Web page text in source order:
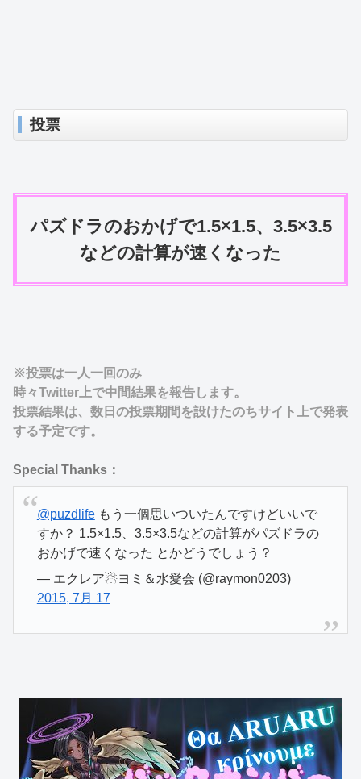
投票
パズドラのおかげで1.5×1.5、3.5×3.5
などの計算が速くなった
※投票は一人一回のみ
時々Twitter上で中間結果を報告します。
投票結果は、数日の投票期間を設けたのちサイト上で発表
する予定です。
Special Thanks：
@puzdlifeもう一個思いついたんですけどいいで
すか？ 1.5×1.5、3.5×3.5などの計算がパズドラの
おかげで速くなった とかどうでしょう？
— エクレア☃ヨミ＆水愛会 (@raymon0203)
2015, 7月 17